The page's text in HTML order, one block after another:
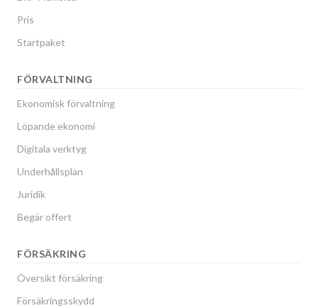
Pris
Startpaket
FÖRVALTNING
Ekonomisk förvaltning
Löpande ekonomi
Digitala verktyg
Underhållsplan
Juridik
Begär offert
FÖRSÄKRING
Översikt försäkring
Försäkringsskydd